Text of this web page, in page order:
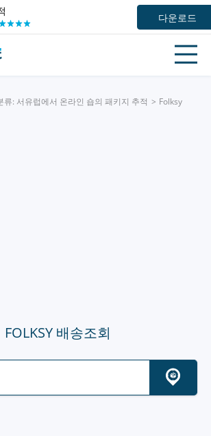
다운로드
류: 서유럽에서 온라인 숍의 패키지 추적 Folksy
FOLKSY 배송조회